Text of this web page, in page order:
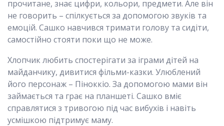
прочитане, знає цифри, кольори, предмети. Але він
не говорить – спілкується за допомогою звуків та
емоцій. Сашко навчився тримати голову та сидіти,
самостійно стояти поки що не може.
Хлопчик любить спостерігати за іграми дітей на
майданчику, дивитися фільми-казки. Улюблений
його персонаж – Піноккіо. За допомогою мами він
займається та грає на планшеті. Сашко вміє
справлятися з тривогою під час вибухів і навіть
усмішкою підтримує маму.